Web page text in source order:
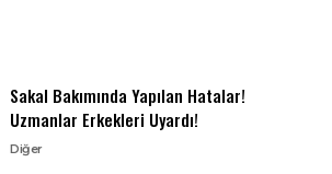
Sakal Bakımında Yapılan Hatalar!
Uzmanlar Erkekleri Uyardı!
Diğer